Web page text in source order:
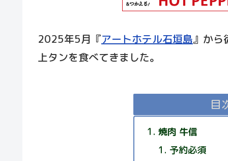
2025年5月『アートホテル石垣島』から
上タンを食べてきました。
目
焼肉 牛信
予約必須